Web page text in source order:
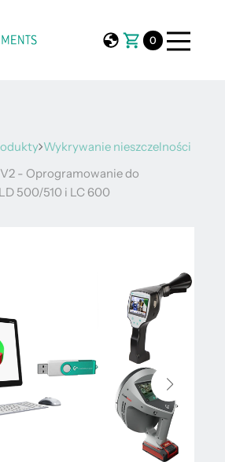
0
Wykrywanie nieszczelności
- Oprogramowanie do
500/510 i LC 600